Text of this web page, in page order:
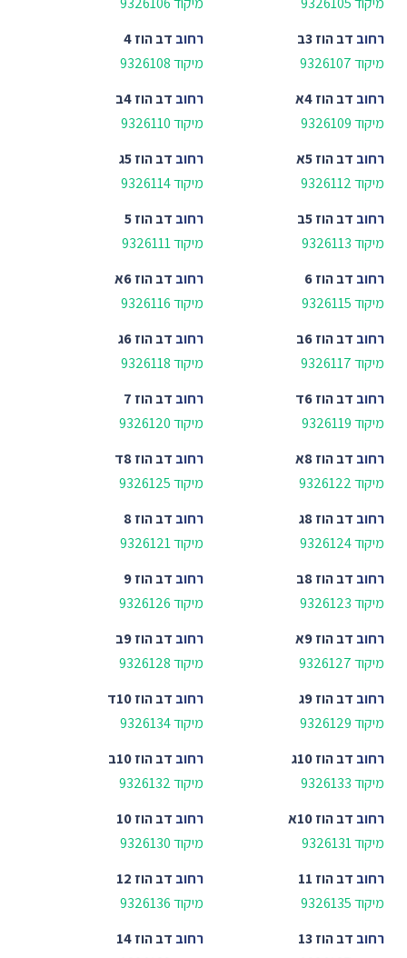
רחוב דב הוז 3ב
מיקוד 9326107
רחוב דב הוז 4
מיקוד 9326108
רחוב דב הוז 4א
מיקוד 9326109
רחוב דב הוז 4ב
מיקוד 9326110
רחוב דב הוז 5א
מיקוד 9326112
רחוב דב הוז 5ג
מיקוד 9326114
רחוב דב הוז 5ב
מיקוד 9326113
רחוב דב הוז 5
מיקוד 9326111
רחוב דב הוז 6
מיקוד 9326115
רחוב דב הוז 6א
מיקוד 9326116
רחוב דב הוז 6ב
מיקוד 9326117
רחוב דב הוז 6ג
מיקוד 9326118
רחוב דב הוז 6ד
מיקוד 9326119
רחוב דב הוז 7
מיקוד 9326120
רחוב דב הוז 8א
מיקוד 9326122
רחוב דב הוז 8ד
מיקוד 9326125
רחוב דב הוז 8ג
מיקוד 9326124
רחוב דב הוז 8
מיקוד 9326121
רחוב דב הוז 8ב
מיקוד 9326123
רחוב דב הוז 9
מיקוד 9326126
רחוב דב הוז 9א
מיקוד 9326127
רחוב דב הוז 9ב
מיקוד 9326128
רחוב דב הוז 9ג
מיקוד 9326129
רחוב דב הוז 10ד
מיקוד 9326134
רחוב דב הוז 10ג
מיקוד 9326133
רחוב דב הוז 10ב
מיקוד 9326132
רחוב דב הוז 10א
מיקוד 9326131
רחוב דב הוז 10
מיקוד 9326130
רחוב דב הוז 11
מיקוד 9326135
רחוב דב הוז 12
מיקוד 9326136
רחוב דב הוז 13
רחוב דב הוז 14